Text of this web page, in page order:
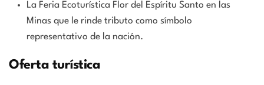
La Feria Ecoturística Flor del Espíritu Santo en las
Minas que le rinde tributo como símbolo
representativo de la nación.
Oferta turística